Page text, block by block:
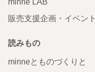
販売支援企画・イベント
読みもの
minneとものづくりと